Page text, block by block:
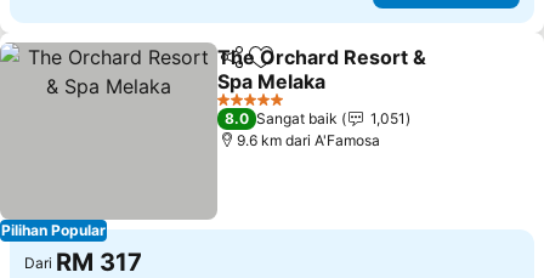
Pilihan Popular
KongsiTambah ke favorit
The Orchard Resort &
Spa Melaka
Lihat harga
5 Bintang
8.0 Sangat baik
1,051
9.6 km dari A'Famosa
Dari RM 317